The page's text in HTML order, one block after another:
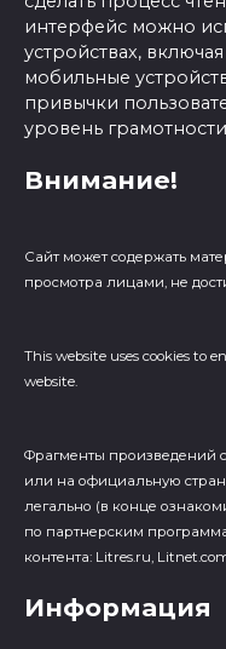
интерфейс можно
устройствах,
мобильные
привычки
уровень
Внимание!
Сайт может содержать
просмотра лицами, не
This website uses cookies to
website.
Фрагменты произведений
или на официальную
легально (в конце
по партнерским
контента: Litres.ru,
Информация